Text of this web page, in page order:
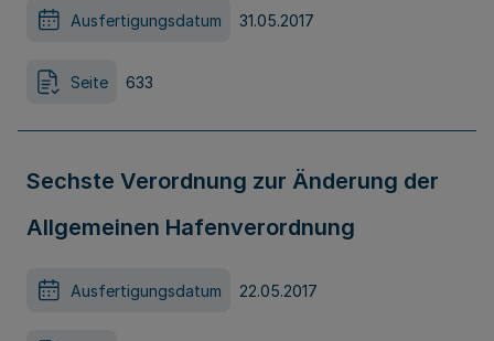
Ausfertigungsdatum 31.05.2017
Seite 633
Sechste Verordnung zur Änderung der
Allgemeinen Hafenverordnung
Ausfertigungsdatum 22.05.2017